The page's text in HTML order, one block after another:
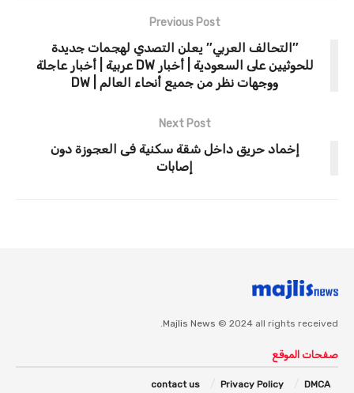
Previous Post
″التحالف العربي″ يعلن التصدي لهجمات جديدة
للحوثيين على السعودية | أخبار DW عربية | أخبار عاجلة
ووجهات نظر من جميع أنحاء العالم | DW
Next Post
إخماد حريق داخل شقة سكنية فى العجوزة دون
إصابات
Majlis News © 2024 all rights received.
صفحات الموقع
DMCA
Privacy Policy
contact us